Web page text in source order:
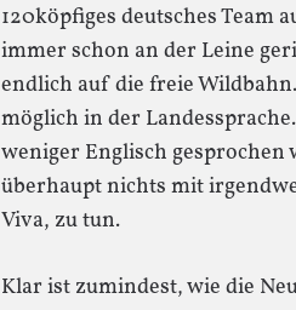
120köpfiges deutsches Team
immer schon an der Leine
endlich auf die freie
möglich in der
weniger Englisch gesprochen
überhaupt nichts mit
Viva, zu tun.
Klar ist zumindest, wie die